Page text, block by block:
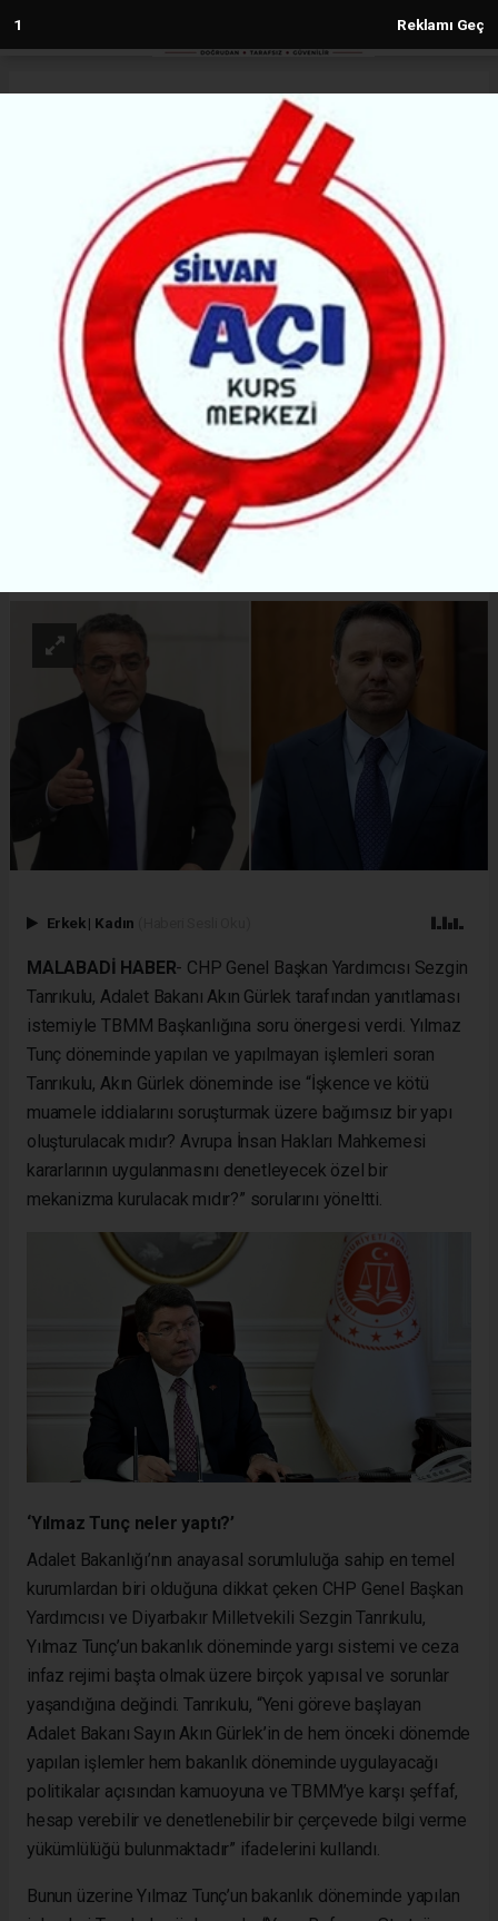
Tanrıkulu: Gürlek AİHM kararlarını
uygulatacak mı?
SIYASET
(H M) - Haber Merkezi | 12.02.2026 - 12:35, Güncelleme: 12.02.2026 - 12:35
36251+ kez okundu.
CHP Genel Başkan Yardımcısı Sezgin Tanrıkulu,
TBMM Başkanlığına soru önergesi verdi. Adalet
Bakanı Akın Gürlek’in AİHM kararlarının
uygulanmasını denetleyecek bir mekanizma kurup
kurmayacağını sordu.
Erkek | Kadın
MALABADİ HABER- CHP Genel Başkan Yardımcısı Sezgin
Tanrıkulu, Adalet Bakanı Akın Gürlek tarafından yanıtlaması
istemiyle TBMM Başkanlığına soru önergesi verdi. Yılmaz
Tunç döneminde yapılan ve yapılmayan işlemleri soran
Tanrıkulu, Akın Gürlek döneminde ise “İşkence ve kötü
muamele iddialarını soruşturmak üzere bağımsız bir yapı
oluşturulacak mıdır? Avrupa İnsan Hakları Mahkemesi
kararlarının uygulanmasını denetleyecek özel bir
mekanizma kurulacak mıdır?” sorularını yöneltti.
‘Yılmaz Tunç neler yaptı?’
Adalet Bakanlığı’nın anayasal sorumluluğa sahip en temel
kurumlardan biri olduğuna dikkat çeken CHP Genel Başkan
Yardımcısı ve Diyarbakır Milletvekili Sezgin Tanrıkulu,
Yılmaz Tunç’un bakanlık döneminde yargı sistemi ve ceza
infaz rejimi başta olmak üzere birçok yapısal ve sorunlar
yaşandığına değindi. Tanrıkulu, “Yeni göreve başlayan
Adalet Bakanı Sayın Akın Gürlek’in de hem önceki dönemde
yapılan işlemler hem bakanlık döneminde uygulayacağı
politikalar açısından kamuoyuna ve TBMM’ye karşı şeffaf,
hesap verebilir ve denetlenebilir bir çerçevede bilgi verme
yükümlülüğü bulunmaktadır” ifadelerini kullandı.
Bunun üzerine Yılmaz Tunç’un bakanlık döneminde yapılan